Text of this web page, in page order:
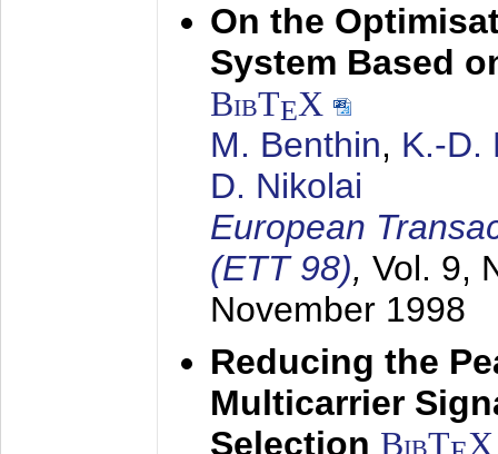
On the
System Based
BibTEX
M. Benthin, K.-D.
D. Nikolai
European
(ETT 98), Vol. 9,
November 1998
Reducing the
Multicarrier
Selection BibT X